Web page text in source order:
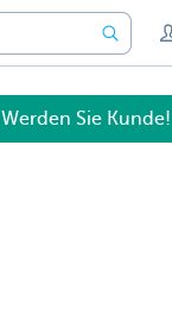
Werden Sie Kunde!